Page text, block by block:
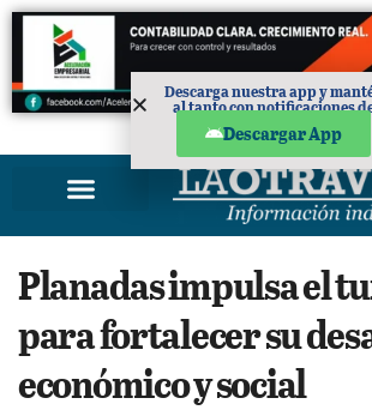
PUBLICIDAD
Planadas impulsa el
para fortalecer su
económico y social
Descarga nuestra app y
al tanto con notificaciones
noticias en tu móvil.
Descargar App